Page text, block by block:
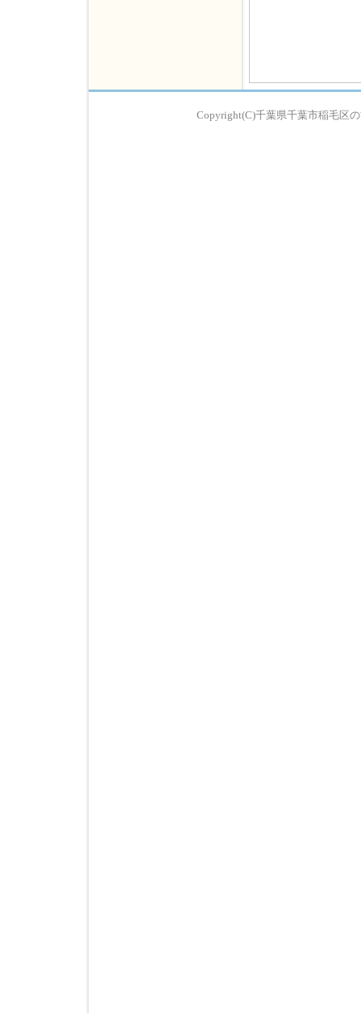
Copyright(C)千葉県千葉市稲毛区